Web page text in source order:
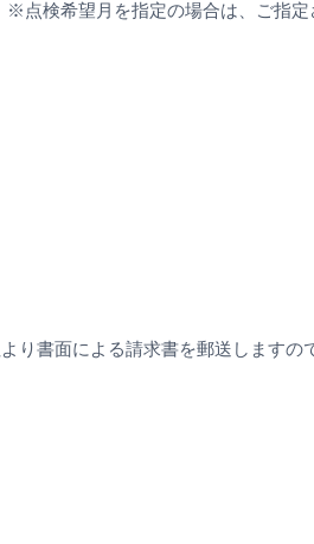
点検希望月を指定の場合は、ご指定
り書面による請求書を郵送しますの